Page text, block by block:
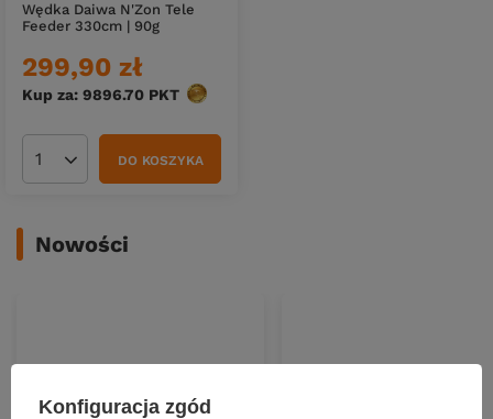
Wędka Daiwa N'Zon Tele
Feeder 330cm | 90g
299,90 zł
Kup za: 9896.70 PKT punktów
Ilość produktówDO KOSZYKA
Nowości
Konfiguracja zgód